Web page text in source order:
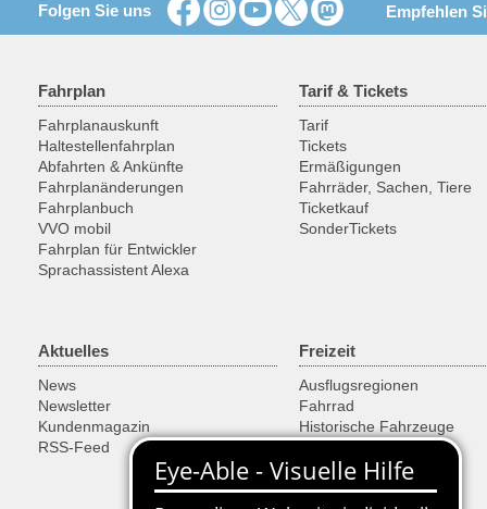
Folgen Sie uns Empfehlen
Fahrplan
Fahrplanauskunft
Haltestellenfahrplan
Abfahrten & Ankünfte
Fahrplanänderungen
Fahrplanbuch
VVO mobil
Fahrplan für Entwickler
Sprachassistent Alexa
Tarif & Tickets
Tarif
Tickets
Ermäßigungen
Fahrräder, Sachen, Tiere
Ticketkauf
SonderTickets
Aktuelles
News
Newsletter
Kundenmagazin
RSS-Feed
Freizeit
Ausflugsregionen
Fahrrad
Historische Fahrzeuge